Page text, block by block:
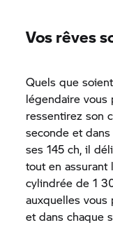
Vos rêves
Quels que
légendaire vous
ressentirez son
seconde et
ses 145 ch, il
tout en assurant
cylindrée de 1
auxquelles
et dans chaque